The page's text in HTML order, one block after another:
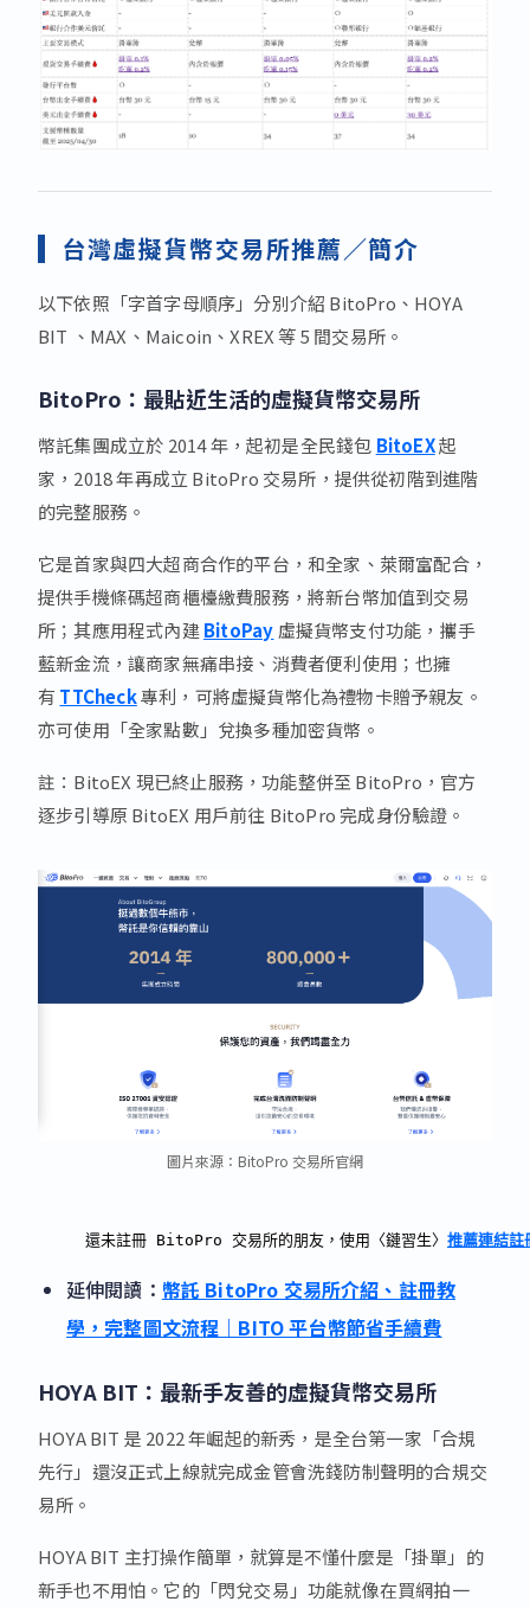
台灣虛擬貨幣交易所推薦／簡介
以下依照「字首字母順序」分別介紹 BitoPro、HOYA
BIT 、MAX、Maicoin、XREX 等 5 間交易所。
BitoPro：最貼近生活的虛擬貨幣交易所
幣託集團成立於 2014 年，起初是全民錢包 BitoEX起
家，2018 年再成立 BitoPro 交易所，提供從初階到進階
的完整服務。
它是首家與四大超商合作的平台，和全家、萊爾富配合，
提供手機條碼超商櫃檯繳費服務，將新台幣加值到交易
所；其應用程式內建BitoPay 虛擬貨幣支付功能，攜手
藍新金流，讓商家無痛串接、消費者便利使用；也擁
有 TTCheck專利，可將虛擬貨幣化為禮物卡贈予親友。
亦可使用「全家點數」兌換多種加密貨幣。
註：BitoEX 現已終止服務，功能整併至 BitoPro，官方
逐步引導原 BitoEX 用戶前往 BitoPro 完成身份驗證。
圖片來源：BitoPro 交易所官網
還未註冊 BitoPro 交易所的朋友，使用〈鏈習生〉 推薦連結註
延伸閱讀： 幣託 BitoPro 交易所介紹、註冊教
學，完整圖文流程｜BITO 平台幣節省手續費
HOYA BIT：最新手友善的虛擬貨幣交易所
HOYA BIT 是 2022 年崛起的新秀，是全台第一家「合規
先行」還沒正式上線就完成金管會洗錢防制聲明的合規交
易所。
HOYA BIT 主打操作簡單，就算是不懂什麼是「掛單」的
新手也不用怕。它的「閃兌交易」功能就像在買網拍一